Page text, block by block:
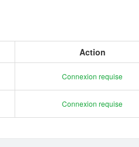
Action
Connexion requise
Connexion requise